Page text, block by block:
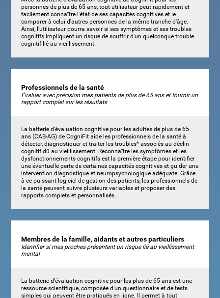
personnes de plus de 65 ans, tout utilisateur peut rapidement et
facilement connaître l'état de ses capacités cognitives et le
comparer à celui d'autres personnes de la même tranche d'âge.
Ainsi, l'utilisateur pourra savoir si ses symptômes et ses troubles
cognitifs impliquent un risque de souffrir d'un quelconque trouble
cognitif lié au vieillissement.
Professionnels de la santé
Évaluer avec précision mes patients de plus de 65 ans et fournir un
rapport complet sur les résultats
La batterie d'évaluation cognitive pour les adultes de plus de 65
ans (CAB-AG) de CogniFit aide les professionnels de la santé à
détecter, diagnostiquer et traiter les troubles* associés au déclin
cognitif dû au vieillissement. Reconnaître les symptômes et les
dysfonctionnements cognitifs est la première étape pour identifier
une éventuelle perte de certaines capacités cognitives et guider une
intervention diagnostique et neuropsychologique adéquate. Grâce
à ce puissant logiciel de gestion des patients, les professionnels de
la santé peuvent suivre plusieurs variables et proposer des
rapports complets et personnalisés.
Membres de la famille, aidants et autres particuliers
Identifier si mes proches présentent un risque lié au vieillissement
mental
La batterie d'évaluation cognitive pour les plus de 65 ans est une
ressource scientifique, composée d'un questionnaire et de tests
simples qui peuvent être pratiqués en ligne. Il permet à tout